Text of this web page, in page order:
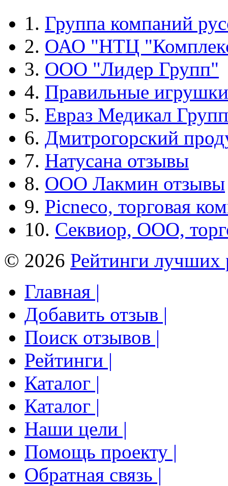
1. Группа компаний
2. ОАО "НТЦ
3. ООО "Лидер Групп"
4. Правильные игрушки
5. Евраз Медикал Групп
6. Дмитрогорский
7. Натусана отзывы
8. ООО Лакмин отзывы
9. Picneco, торговая
10. Секвиор, ООО,
© 2026 Рейтинги лучших
Главная |
Добавить отзыв |
Поиск отзывов |
Рейтинги |
Каталог |
Каталог |
Наши цели |
Помощь проекту |
Обратная связь |